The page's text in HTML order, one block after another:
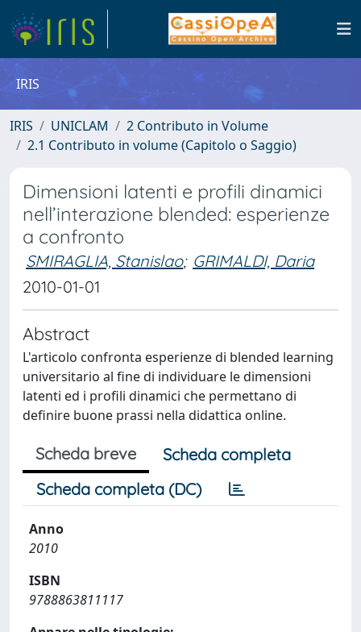
IRIS
IRIS UNICLAM
2 Contributo in Volume
2.1 Contributo in volume (Capitolo o Saggio)
Dimensioni latenti e profili dinamici
nell’interazione blended: esperienze
a confronto
SMIRAGLIA, Stanislao; GRIMALDI, Daria
2010-01-01
Abstract
L'articolo confronta esperienze di blended learning
universitario al fine di individuare le dimensioni
latenti ed i profili dinamici che permettano di
definire buone prassi nella didattica online.
Scheda breve
Scheda completa
Scheda completa (DC)
Anno
2010
ISBN
9788863811117